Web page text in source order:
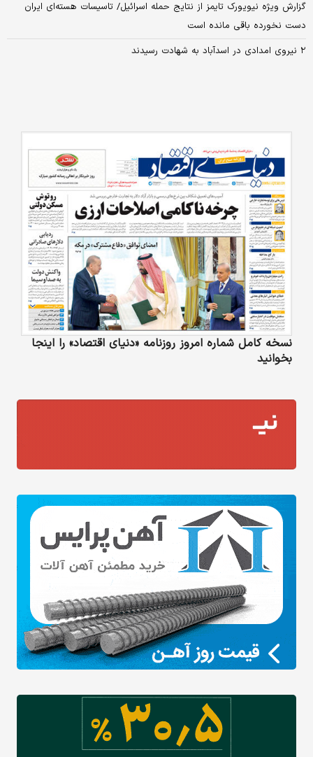
گزارش ویژه نیویورک تایمز از نتایج حمله اسرائیل/ تاسیسات هسته‌ای ایران
دست نخورده باقی مانده است
۲ نیروی امدادی در اسد‌آباد به شهادت رسیدند
نسخه کامل شماره امروز روزنامه «دنیای‌ اقتصاد» را اینجا
بخوانید